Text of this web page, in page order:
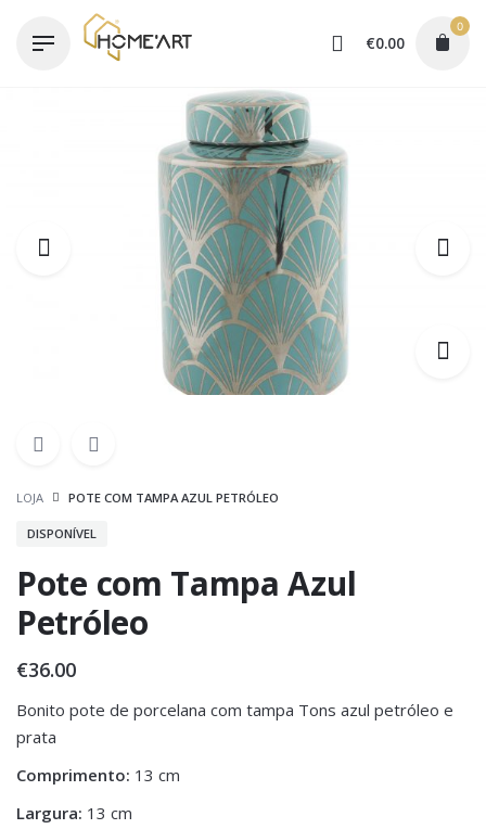
€0.00
0
LOJA POTE COM TAMPA AZUL PETRÓLEO
DISPONÍVEL
Pote com Tampa Azul
Petróleo
€36.00
Bonito pote de porcelana com tampa Tons azul petróleo e
prata
Comprimento: 13 cm
Largura: 13 cm